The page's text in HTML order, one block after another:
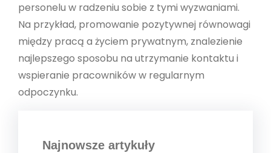
personelu w radzeniu sobie z tymi wyzwaniami.
Na przykład, promowanie pozytywnej równowagi
między pracą a życiem prywatnym, znalezienie
najlepszego sposobu na utrzymanie kontaktu i
wspieranie pracowników w regularnym
odpoczynku.
Najnowsze artykuły